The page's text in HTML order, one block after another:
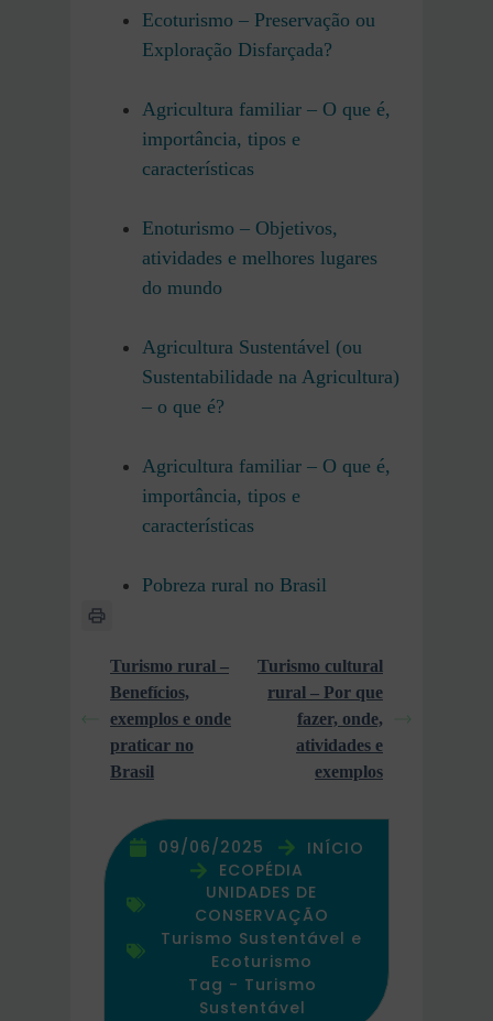
Ecoturismo – Preservação ou
Exploração Disfarçada?
Agricultura familiar – O que é,
importância, tipos e
características
Enoturismo – Objetivos,
atividades e melhores lugares
do mundo
Agricultura Sustentável (ou
Sustentabilidade na Agricultura)
– o que é?
Agricultura familiar – O que é,
importância, tipos e
características
Pobreza rural no Brasil
Turismo rural –
Benefícios,
exemplos e onde
praticar no
Brasil
Turismo cultural
rural – Por que
fazer, onde,
atividades e
exemplos
09/06/2025
INÍCIO
ECOPÉDIA
UNIDADES DE
CONSERVAÇÃO
Turismo Sustentável e
Ecoturismo
Tag - Turismo
Sustentável